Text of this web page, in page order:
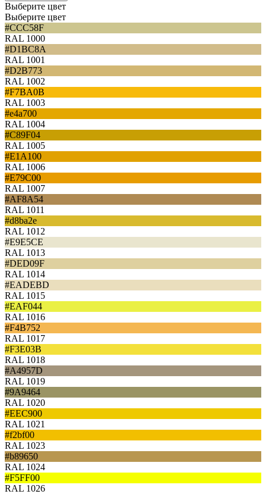
Выберите цвет
Выберите цвет
#CCC58F
RAL 1000
#D1BC8A
RAL 1001
#D2B773
RAL 1002
#F7BA0B
RAL 1003
#e4a700
RAL 1004
#C89F04
RAL 1005
#E1A100
RAL 1006
#E79C00
RAL 1007
#AF8A54
RAL 1011
#d8ba2e
RAL 1012
#E9E5CE
RAL 1013
#DED09F
RAL 1014
#EADEBD
RAL 1015
#EAF044
RAL 1016
#F4B752
RAL 1017
#F3E03B
RAL 1018
#A4957D
RAL 1019
#9A9464
RAL 1020
#EEC900
RAL 1021
#f2bf00
RAL 1023
#b89650
RAL 1024
#F5FF00
RAL 1026